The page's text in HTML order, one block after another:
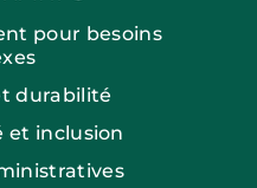
pour besoins
durabilité
et inclusion